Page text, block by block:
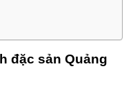
đặc sản Quảng